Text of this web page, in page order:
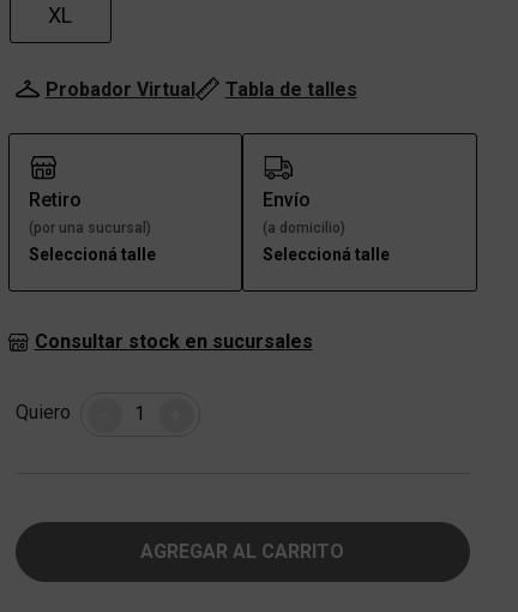
XL
Probador Virtual Tabla de talles
Retiro
(por una sucursal)
Seleccioná talle
Envío
(a domicilio)
Seleccioná talle
Consultar stock en sucursales
Quiero Cantidad
AGREGAR AL CARRITO